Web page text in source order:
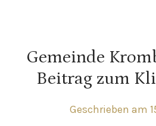
Gemeinde
Beitrag zum
Geschrieben am